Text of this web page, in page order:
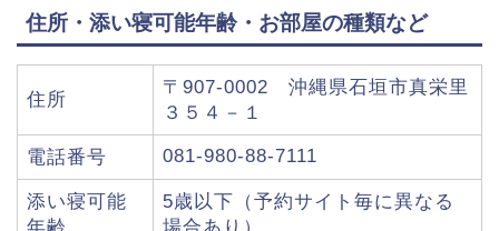
住所・添い寝可能年齢・お部屋の種類など
住所
〒907-0002 沖縄県石垣市真栄里
３５４－１
電話番号 081-980-88-7111
添い寝可能
5歳以下（予約サイト毎に異なる